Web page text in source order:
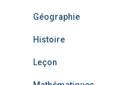
Géographie
Histoire
Leçon